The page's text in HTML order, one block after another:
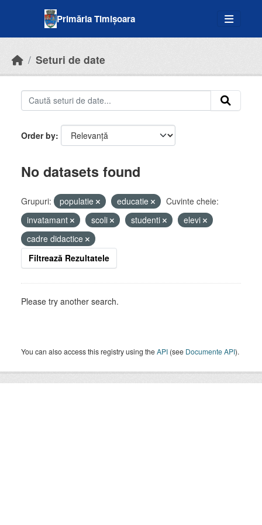
Primăria Timișoara
Seturi de date
Order by
No datasets found
Grupuri: populatie educatie
Cuvinte cheie:
invatamant
scoli studenti
elevi
cadre didactice
Filtrează Rezultatele
Please try another search.
You can also access this registry using theAPI (see Documente API).